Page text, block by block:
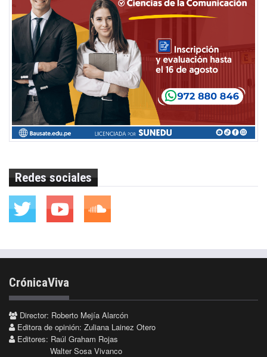
Redes sociales
CrónicaViva
Director: Roberto Mejía Alarcón
Editora de opinión: Zuliana Lainez Otero
Editores: Raúl Graham Rojas
Walter Sosa Vivanco